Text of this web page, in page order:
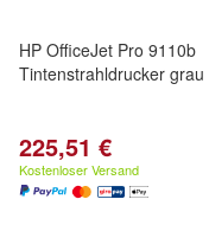
HP OfficeJet Pro 9110b
Tintenstrahldrucker grau
225,51 €
Kostenloser Versand